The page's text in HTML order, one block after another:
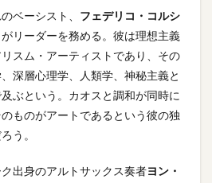
ベーシスト、 フェデリコ・コルシ
がリーダーを務める。彼は理想主義
スム・アーティストであり、その
深層心理学、人類学、神秘主義と
ぶという。カオスと調和が同時に
ものがアートであるという彼の独
う。
出身のアルトサックス奏者ヨン・